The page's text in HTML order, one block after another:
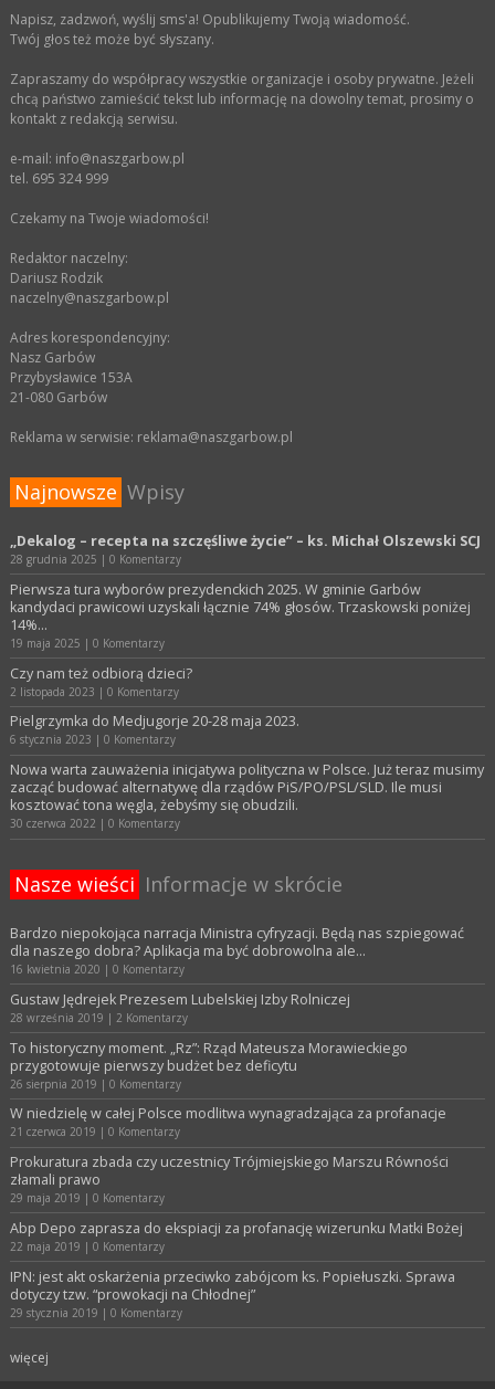
Napisz, zadzwoń, wyślij sms'a! Opublikujemy Twoją wiadomość.
Twój głos też może być słyszany.
Zapraszamy do współpracy wszystkie organizacje i osoby prywatne. Jeżeli
chcą państwo zamieścić tekst lub informację na dowolny temat, prosimy o
kontakt z redakcją serwisu.
e-mail: info@naszgarbow.pl
tel. 695 324 999
Czekamy na Twoje wiadomości!
Redaktor naczelny:
Dariusz Rodzik
naczelny@naszgarbow.pl
Adres korespondencyjny:
Nasz Garbów
Przybysławice 153A
21-080 Garbów
Reklama w serwisie: reklama@naszgarbow.pl
Najnowsze Wpisy
„Dekalog – recepta na szczęśliwe życie” – ks. Michał Olszewski SCJ
28 grudnia 2025 | 0 Komentarzy
Pierwsza tura wyborów prezydenckich 2025. W gminie Garbów
kandydaci prawicowi uzyskali łącznie 74% głosów. Trzaskowski poniżej
14%…
19 maja 2025 | 0 Komentarzy
Czy nam też odbiorą dzieci?
2 listopada 2023 | 0 Komentarzy
Pielgrzymka do Medjugorje 20-28 maja 2023.
6 stycznia 2023 | 0 Komentarzy
Nowa warta zauważenia inicjatywa polityczna w Polsce. Już teraz musimy
zacząć budować alternatywę dla rządów PiS/PO/PSL/SLD. Ile musi
kosztować tona węgla, żebyśmy się obudzili.
30 czerwca 2022 | 0 Komentarzy
Nasze wieści Informacje w skrócie
Bardzo niepokojąca narracja Ministra cyfryzacji. Będą nas szpiegować
dla naszego dobra? Aplikacja ma być dobrowolna ale…
16 kwietnia 2020 | 0 Komentarzy
Gustaw Jędrejek Prezesem Lubelskiej Izby Rolniczej
28 września 2019 | 2 Komentarzy
To historyczny moment. „Rz”: Rząd Mateusza Morawieckiego
przygotowuje pierwszy budżet bez deficytu
26 sierpnia 2019 | 0 Komentarzy
W niedzielę w całej Polsce modlitwa wynagradzająca za profanacje
21 czerwca 2019 | 0 Komentarzy
Prokuratura zbada czy uczestnicy Trójmiejskiego Marszu Równości
złamali prawo
29 maja 2019 | 0 Komentarzy
Abp Depo zaprasza do ekspiacji za profanację wizerunku Matki Bożej
22 maja 2019 | 0 Komentarzy
IPN: jest akt oskarżenia przeciwko zabójcom ks. Popiełuszki. Sprawa
dotyczy tzw. “prowokacji na Chłodnej”
29 stycznia 2019 | 0 Komentarzy
więcej